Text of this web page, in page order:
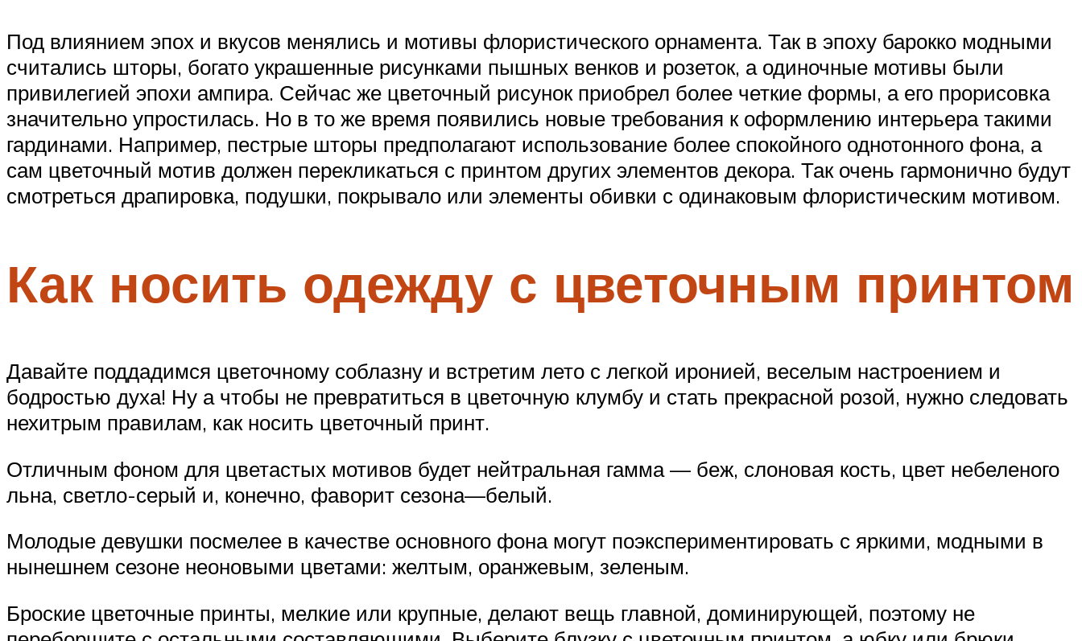
Под влиянием эпох и вкусов менялись и мотивы флористического орнамента. Так в эпоху барокко модными
считались шторы, богато украшенные рисунками пышных венков и розеток, а одиночные мотивы были
привилегией эпохи ампира. Сейчас же цветочный рисунок приобрел более четкие формы, а его прорисовка
значительно упростилась. Но в то же время появились новые требования к оформлению интерьера такими
гардинами. Например, пестрые шторы предполагают использование более спокойного однотонного фона, а
сам цветочный мотив должен перекликаться с принтом других элементов декора. Так очень гармонично будут
смотреться драпировка, подушки, покрывало или элементы обивки с одинаковым флористическим мотивом.
Как носить одежду с цветочным принтом
Давайте поддадимся цветочному соблазну и встретим лето с легкой иронией, веселым настроением и
бодростью духа! Ну а чтобы не превратиться в цветочную клумбу и стать прекрасной розой, нужно следовать
нехитрым правилам, как носить цветочный принт.
Отличным фоном для цветастых мотивов будет нейтральная гамма — беж, слоновая кость, цвет небеленого
льна, светло-серый и, конечно, фаворит сезона—белый.
Молодые девушки посмелее в качестве основного фона могут поэкспериментировать с яркими, модными в
нынешнем сезоне неоновыми цветами: желтым, оранжевым, зеленым.
Броские цветочные принты, мелкие или крупные, делают вещь главной, доминирующей, поэтому не